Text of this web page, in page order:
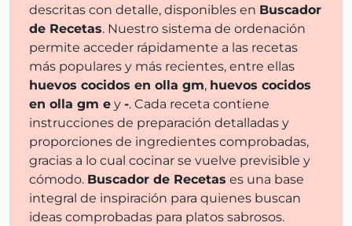
descritas con detalle, disponibles en Buscador
de Recetas. Nuestro sistema de ordenación
permite acceder rápidamente a las recetas
más populares y más recientes, entre ellas
huevos cocidos en olla gm, huevos cocidos
en olla gm e y -. Cada receta contiene
instrucciones de preparación detalladas y
proporciones de ingredientes comprobadas,
gracias a lo cual cocinar se vuelve previsible y
cómodo. Buscador de Recetas es una base
integral de inspiración para quienes buscan
ideas comprobadas para platos sabrosos.